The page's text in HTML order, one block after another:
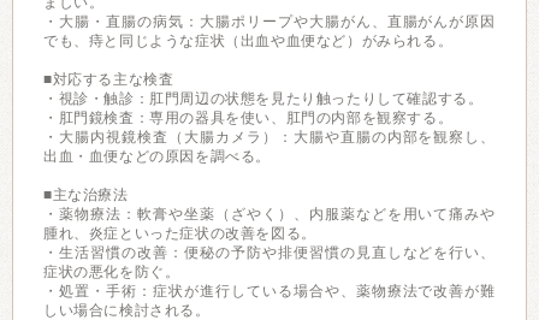
・大腸・直腸の病気：大腸ポリープや大腸がん、直腸がんが原因
でも、痔と同じような症状（出血や血便など）がみられる。
■対応する主な検査
・視診・触診：肛門周辺の状態を見たり触ったりして確認する。
・肛門鏡検査：専用の器具を使い、肛門の内部を観察する。
・大腸内視鏡検査（大腸カメラ）：大腸や直腸の内部を観察し、
出血・血便などの原因を調べる。
■主な治療法
・薬物療法：軟膏や坐薬（ざやく）、内服薬などを用いて痛みや
腫れ、炎症といった症状の改善を図る。
・生活習慣の改善：便秘の予防や排便習慣の見直しなどを行い、
症状の悪化を防ぐ。
・処置・手術：症状が進行している場合や、薬物療法で改善が難
しい場合に検討される。